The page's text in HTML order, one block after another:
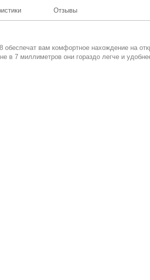
Отзывы
обеспечат вам комфортное нахождение на
в 7 миллиметров они гораздо легче и